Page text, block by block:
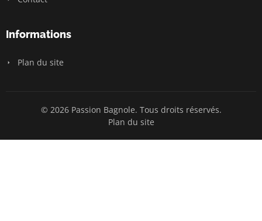
Informations
Plan du site
© 2026 Passion Bagnole. Tous droits réservés.
Plan du site